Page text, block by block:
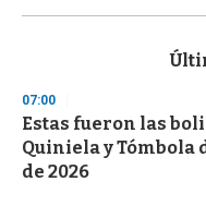
s
d
s
o
f
3
07:00
Estas fueron las
Quiniela y Tómbola
de 2026